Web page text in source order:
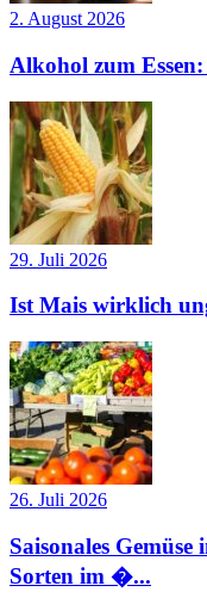
2. August 2026
Alkohol zum
29. Juli 2026
Ist Mais wirklich
26. Juli 2026
Saisonales
Sorten im �...